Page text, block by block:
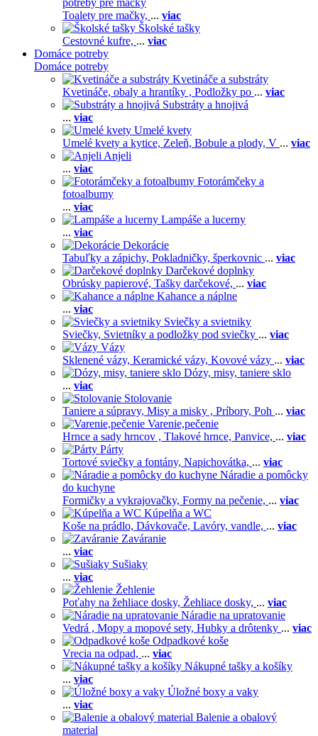
potreby pre mačky
Toalety pre mačky, ... viac
Školské tašky
Cestovné kufre, ... viac
Domáce potreby
Domáce potreby
Kvetináče a substráty
Kvetináče, obaly a hrantíky , Podložky po ... viac
Substráty a hnojivá
... viac
Umelé kvety
Umelé kvety a kytice, Zeleň, Bobule a plody, V ... viac
Anjeli
... viac
Fotorámčeky a
fotoalbumy
... viac
Lampáše a lucerny
... viac
Dekorácie
Tabuľky a zápichy, Pokladničky, šperkovnic ... viac
Darčekové doplnky
Obrúsky papierové, Tašky darčekové, ... viac
Kahance a náplne
... viac
Sviečky a svietniky
Sviečky, Svietníky a podložky pod sviečky ... viac
Vázy
Sklenené vázy, Keramické vázy, Kovové vázy ... viac
Dózy, misy, taniere sklo
... viac
Stolovanie
Taniere a súpravy, Misy a misky , Príbory, Poh ... viac
Varenie,pečenie
Hrnce a sady hrncov , Tlakové hrnce, Panvice, ... viac
Párty
Tortové sviečky a fontány, Napichovátka, ... viac
Náradie a pomôcky
do kuchyne
Formičky a vykrajovačky, Formy na pečenie, ... viac
Kúpelňa a WC
Koše na prádlo, Dávkovače, Lavóry, vandle, ... viac
Zaváranie
... viac
Sušiaky
... viac
Žehlenie
Poťahy na žehliace dosky, Žehliace dosky, ... viac
Náradie na upratovanie
Vedrá , Mopy a mopové sety, Hubky a drôtenky ... viac
Odpadkové koše
Vrecia na odpad, ... viac
Nákupné tašky a košíky
... viac
Úložné boxy a vaky
... viac
Balenie a obalový
material